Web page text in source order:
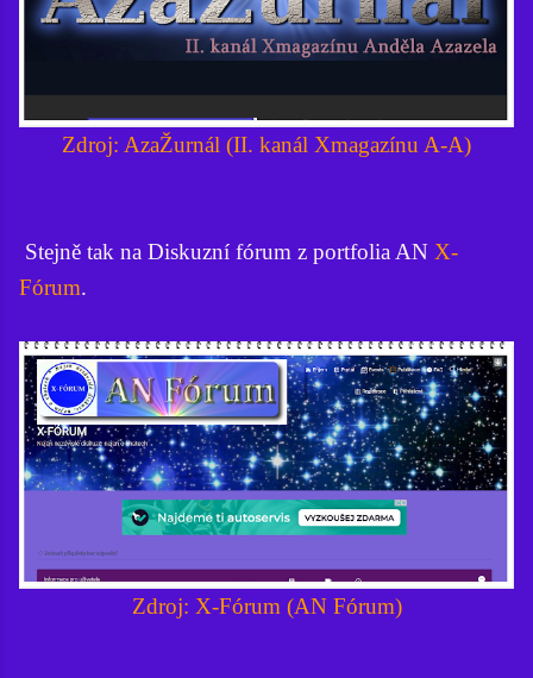
Zdroj: AzaŽurnál (II. kanál Xmagazínu A-A)
Stejně tak na Diskuzní fórum z portfolia AN X-
Fórum.
Zdroj: X-Fórum (AN Fórum)